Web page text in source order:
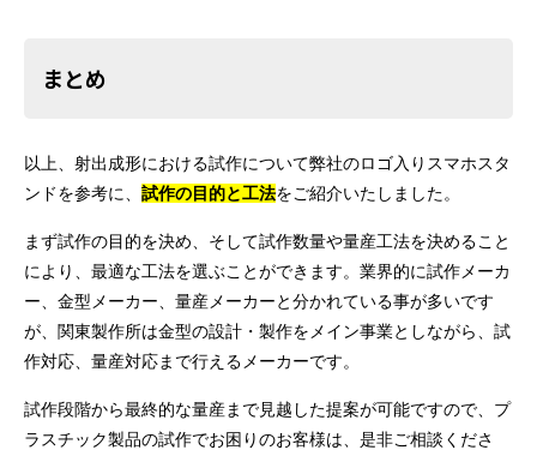
まとめ
以上、射出成形における試作について弊社のロゴ入りスマホスタ
ンドを参考に、 試作の目的と工法をご紹介いたしました。
まず試作の目的を決め、そして試作数量や量産工法を決めること
により、最適な工法を選ぶことができます。業界的に試作メーカ
ー、金型メーカー、量産メーカーと分かれている事が多いです
が、関東製作所は金型の設計・製作をメイン事業としながら、試
作対応、量産対応まで行えるメーカーです。
試作段階から最終的な量産まで見越した提案が可能ですので、プ
ラスチック製品の試作でお困りのお客様は、是非ご相談くださ